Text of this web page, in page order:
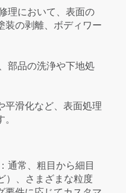
理において、表面の
装の剥離、ボディワー
部品の洗浄や下地処
平滑化など、表面処理
通常、粗目から細目
）、さまざまな粒度